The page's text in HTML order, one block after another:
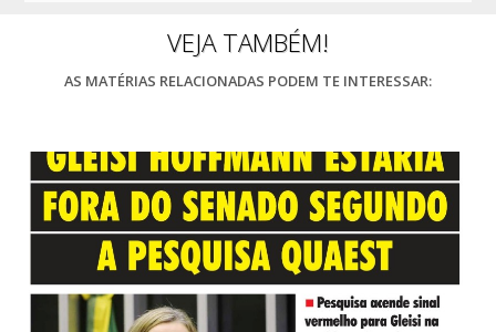
VEJA TAMBÉM!
AS MATÉRIAS RELACIONADAS PODEM TE INTERESSAR: